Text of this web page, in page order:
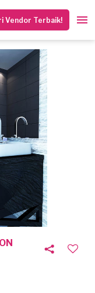
Vendor Terbaik!